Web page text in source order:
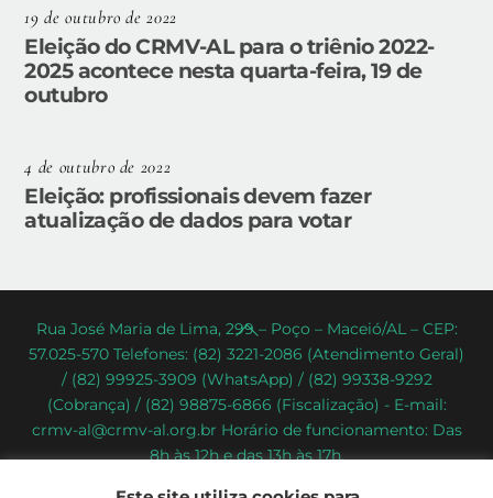
19 de outubro de 2022
Eleição do CRMV-AL para o triênio 2022-
2025 acontece nesta quarta-feira, 19 de
outubro
4 de outubro de 2022
Eleição: profissionais devem fazer
atualização de dados para votar
Back
To
Top
Rua José Maria de Lima, 299 – Poço – Maceió/AL – CEP:
57.025-570 Telefones: (82) 3221-2086 (Atendimento Geral)
/ (82) 99925-3909 (WhatsApp) / (82) 99338-9292
(Cobrança) / (82) 98875-6866 (Fiscalização) - E-mail:
crmv-al@crmv-al.org.br Horário de funcionamento: Das
8h às 12h e das 13h às 17h.